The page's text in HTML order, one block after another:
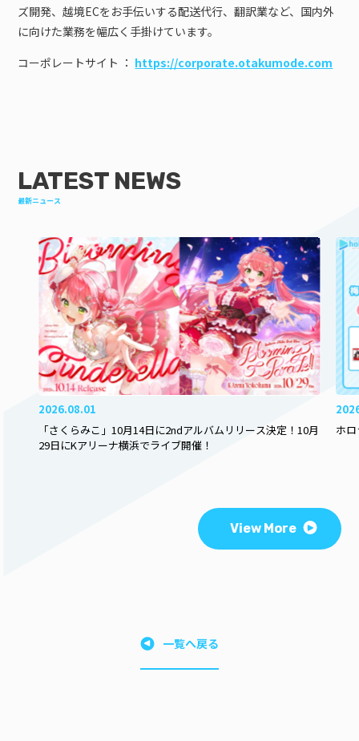
ズ開発、越境ECをお手伝いする配送代行、翻訳業など、国内外
に向けた業務を幅広く手掛けています。
コーポレートサイト ： https://corporate.otakumode.com
LATEST NEWS
最新ニュース
2026.08.01
「さくらみこ」10月14日に2ndアルバムリリース決定！10月
29日にKアリーナ横浜でライブ開催！
ホ
View More
一覧へ戻る